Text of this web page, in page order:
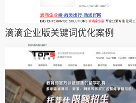
滴滴企业版关键词优化案例